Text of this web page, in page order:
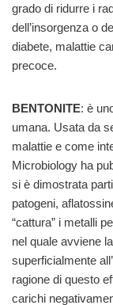
grado di ridurre i
dell’insorgenza o
diabete, malattie
precoce.
BENTONITE: è
umana. Usata da
malattie e come
Microbiology ha
si è dimostrata
patogeni,
“cattura” i metalli
nel quale avviene
superficialmente
ragione di questo
carichi